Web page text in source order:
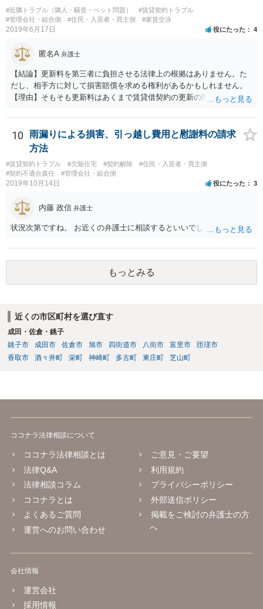
#近隣トラブル（隣人・騒音・ペット問題）
#賃貸契約トラブル
#管理会社・組合側
#住民・入居者・買主側 #家賃交渉
2019年6月17日 役にたった 4
匿名A 弁護士
【結論】更新料を第三者に負担させる法律上の根拠はありません。た
だし、相手方に対して損害賠償を求める権利があるかもしれません。
【理由】そもそも更新料はあくまで賃貸借契約の更新の際の手数料の
音ですが、まず「受忍限度論」という考え方がありますのでここから
説明します。 誰しも日々の生活をするにあたり、足音・洗濯機・掃除
機・風呂の水音など音を発生させるのはお互い様ですので、音に敏感
な人であっても一定のレベルの音までは甘受しなければなりません。
そして、もし騒音が「一般人基準」で我慢できないレベルの音を継続
的に出している場合は、慰謝料を支払う義務が生じることになりま
もらえないので（逆にクレーマー扱いの憂き目に遭います）、最寄り
の自治体に相談して騒音の測定器を貸してもらうなど、客観的な証拠
を集めるところから始めましょう。 そこまでする精神的な余裕がない
10
雨漏りによる損害、引っ越し費用と慰謝料の請求
方法
#賃貸契約トラブル #欠陥住宅 #契約解除
#住民・入居者・買主側
#契約不適合責任
#管理会社・組合側
2019年10月14日 役にたった 3
内藤 政信 弁護士
状況次第ですね。 お近くの弁護士に相談するといいでしょう。
もっとみる
近くの市区町村を選び直す
成田・佐倉・銚子
銚子市
成田市 佐倉市 旭市 四街道市 八街市 富里市
匝瑳市
香取市
酒々井町 栄町 神崎町 多古町 東庄町 芝山町
ココナラ法律相談について
ココナラ法律相談とは
法律Q&A
法律相談コラム
ココナラとは
よくあるご質問
運営へのお問い合わせ
ご意見・ご要望
利用規約
プライバシーポリシー
外部送信ポリシー
掲載をご検討の弁護士の方
へ
会社情報
運営会社
採用情報